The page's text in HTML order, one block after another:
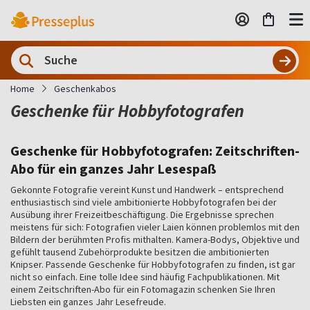
Home Geschenkabos
Geschenke für Hobbyfotografen
Geschenke für Hobbyfotografen: Zeitschriften-
Abo für ein ganzes Jahr Lesespaß
Gekonnte Fotografie vereint Kunst und Handwerk – entsprechend
enthusiastisch sind viele ambitionierte Hobbyfotografen bei der
Ausübung ihrer Freizeitbeschäftigung. Die Ergebnisse sprechen
meistens für sich: Fotografien vieler Laien können problemlos mit den
Bildern der berühmten Profis mithalten. Kamera-Bodys, Objektive und
gefühlt tausend Zubehörprodukte besitzen die ambitionierten
Knipser. Passende Geschenke für Hobbyfotografen zu finden, ist gar
nicht so einfach. Eine tolle Idee sind häufig Fachpublikationen. Mit
einem Zeitschriften-Abo für ein Fotomagazin schenken Sie Ihren
Liebsten ein ganzes Jahr Lesefreude.